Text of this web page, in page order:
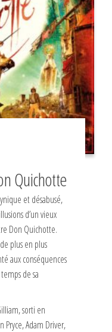
Quichotte
et désabusé,
d’un vieux
Don Quichotte.
plus en plus
aux conséquences
de sa
sorti en
Pryce, Adam Driver,